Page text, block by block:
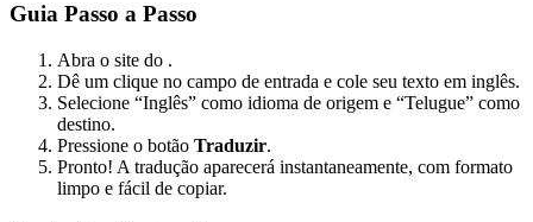
Guia Passo a Passo
Abra o site do .
Dê um clique no campo de entrada e cole seu texto em inglês.
Selecione “Inglês” como idioma de origem e “Telugue” como
destino.
Pressione o botão Traduzir.
Pronto! A tradução aparecerá instantaneamente, com formato
limpo e fácil de copiar.